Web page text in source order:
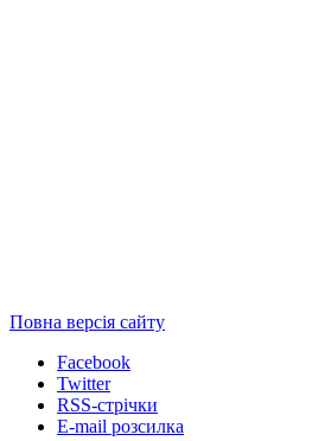
Повна версія сайту
Facebook
Twitter
RSS-стрічки
E-mail розсилка